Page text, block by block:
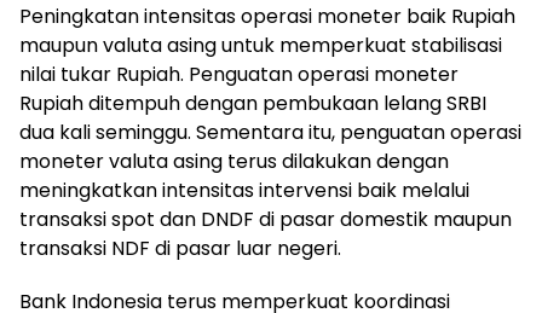
Peningkatan intensitas operasi moneter baik Rupiah
maupun valuta asing untuk memperkuat stabilisasi
nilai tukar Rupiah. Penguatan operasi moneter
Rupiah ditempuh dengan pembukaan lelang SRBI
dua kali seminggu. Sementara itu, penguatan operasi
moneter valuta asing terus dilakukan dengan
meningkatkan intensitas intervensi baik melalui
transaksi spot dan DNDF di pasar domestik maupun
transaksi NDF di pasar luar negeri.
Bank Indonesia terus memperkuat koordinasi